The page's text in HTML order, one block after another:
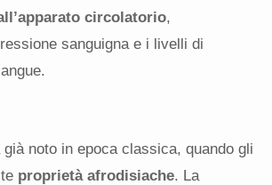
circolatorio,
sanguigna e i livelli di
noto in epoca classica, quando gli
proprietà afrodisiache. La